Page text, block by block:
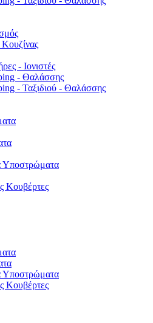
- Ιονιστές
- Θαλάσσης
- Ταξιδιού - Θαλάσσης
Υποστρώματα
Κουβέρτες
Υποστρώματα
Κουβέρτες